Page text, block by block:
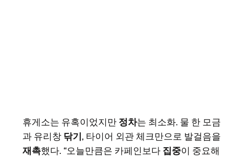
휴게소는 유혹이었지만 정차는 최소화. 물 한 모금
과 유리창 닦기 , 타이어 외관 체크만으로 발걸음을
재촉했다. “오늘만큼은 카페인보다 집중이 중요해